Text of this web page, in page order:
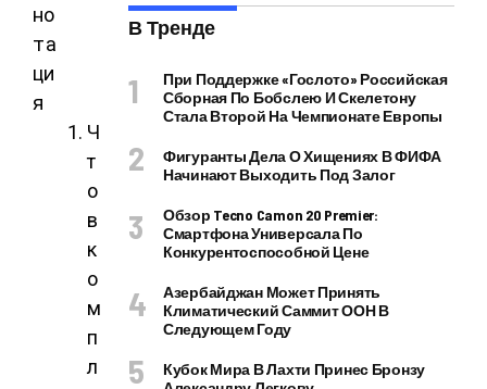
но
та
ци
я
Ч
т
о
в
к
о
м
п
л
В Тренде
При Поддержке «Гослото» Российская
Сборная По Бобслею И Скелетону
Стала Второй На Чемпионате Европы
Фигуранты Дела О Хищениях В ФИФА
Начинают Выходить Под Залог
Обзор Tecno Camon 20 Premier:
Смартфона Универсала По
Конкурентоспособной Цене
Азербайджан Может Принять
Климатический Саммит ООН В
Следующем Году
Кубок Мира В Лахти Принес Бронзу